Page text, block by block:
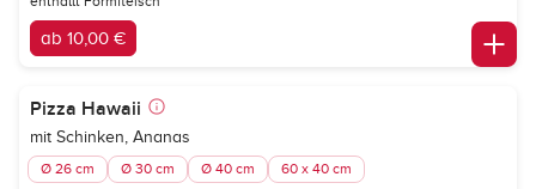
ab 10,00 €
Pizza Hawaii
mit Schinken, Ananas
Ø 26 cm Ø 30 cm Ø 40 cm 60 x 40 cm